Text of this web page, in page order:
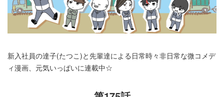
新入社員の達子(たつこ)と先輩達による日常時々非日常な微コメデ
ィ漫画、元気いっぱいに連載中☆